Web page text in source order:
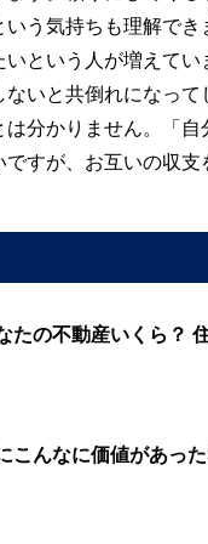
う気持ちも理解で
という人が増えて
いと共倒れになって
分かりません。「
すが、お互いの収
たの不動産いくら？
こんなに価値があっ